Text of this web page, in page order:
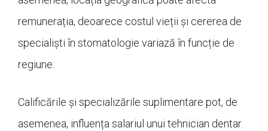
remunerația, deoarece costul vieții și cererea de
specialiști în stomatologie variază în funcție de
regiune.
Calificările și specializările suplimentare pot, de
asemenea, influența salariul unui tehnician dentar.